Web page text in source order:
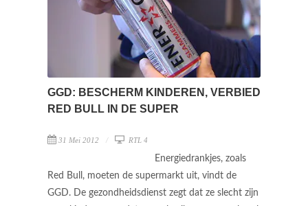
GGD: BESCHERM KINDEREN, VERBIED
RED BULL IN DE SUPER
31 Mei 2012 RTL 4
Energiedrankjes, zoals
Red Bull, moeten de supermarkt uit, vindt de
GGD. De gezondheidsdienst zegt dat ze slecht zijn